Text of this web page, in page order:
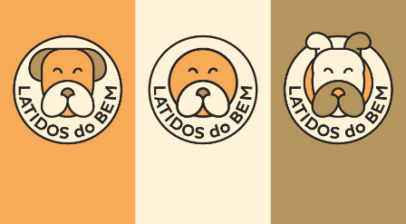
QUEM SOMOS
TRABALHOS
CONTEÚDO